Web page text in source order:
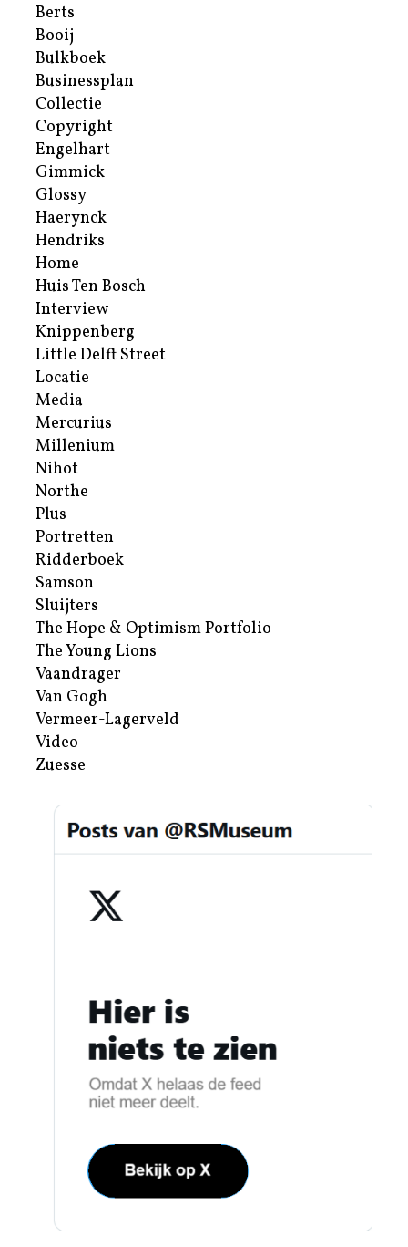
Berts
Booij
Bulkboek
Businessplan
Collectie
Copyright
Engelhart
Gimmick
Glossy
Haerynck
Hendriks
Home
Huis Ten Bosch
Interview
Knippenberg
Little Delft Street
Locatie
Media
Mercurius
Millenium
Nihot
Northe
Plus
Portretten
Ridderboek
Samson
Sluijters
The Hope & Optimism Portfolio
The Young Lions
Vaandrager
Van Gogh
Vermeer-Lagerveld
Video
Zuesse